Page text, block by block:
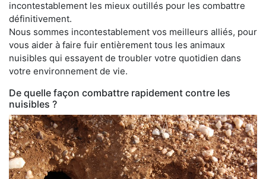
incontestablement les mieux outillés pour les combattre
définitivement.
Nous sommes incontestablement vos meilleurs alliés, pour
vous aider à faire fuir entièrement tous les animaux
nuisibles qui essayent de troubler votre quotidien dans
votre environnement de vie.
De quelle façon combattre rapidement contre les
nuisibles ?